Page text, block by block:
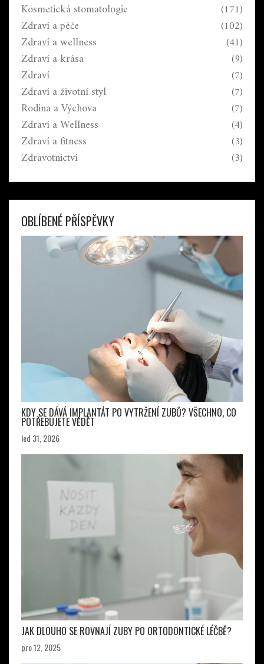
Kosmetická stomatologie (171)
Zdraví a péče (102)
Zdraví a wellness (41)
Zdraví a krása (9)
Zdraví (7)
Zdraví a životní styl (7)
Rodina a Výchova (7)
Zdraví a Wellness (4)
Zdraví a fitness (3)
Zdravotnictví (3)
OBLÍBENÉ PŘÍSPĚVKY
KDY SE DÁVÁ IMPLANTÁT PO VYTRŽENÍ ZUBŮ? VŠECHNO, CO
POTŘEBUJETE VĚDĚT
led 31, 2026
JAK DLOUHO SE ROVNAJÍ ZUBY PO ORTODONTICKÉ LÉČBĚ?
pro 12, 2025